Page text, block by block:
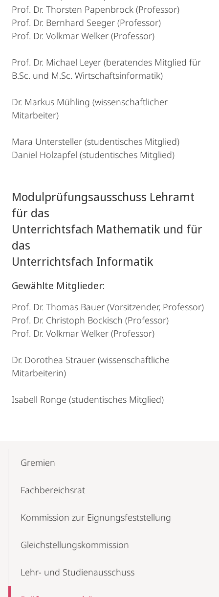
Prof. Dr. Thorsten Papenbrock (Professor)
Prof. Dr. Bernhard Seeger (Professor)
Prof. Dr. Volkmar Welker (Professor)
Prof. Dr. Michael Leyer (beratendes Mitglied für
B.Sc. und M.Sc. Wirtschaftsinformatik)
Dr. Markus Mühling (wissenschaftlicher
Mitarbeiter)
Mara Untersteller (studentisches Mitglied)
Daniel Holzapfel (studentisches Mitglied)
Modulprüfungsausschuss Lehramt
für das
Unterrichtsfach Mathematik und für
das
Unterrichtsfach Informatik
Gewählte Mitglieder:
Prof. Dr. Thomas Bauer (Vorsitzender, Professor)
Prof. Dr. Christoph Bockisch (Professor)
Prof. Dr. Volkmar Welker (Professor)
Dr. Dorothea Strauer (wissenschaftliche
Mitarbeiterin)
Isabell Ronge (studentisches Mitglied)
NavigationGremien
Fachbereichsrat
Kommission zur Eignungsfeststellung
Gleichstellungskommission
Lehr- und Studienausschuss